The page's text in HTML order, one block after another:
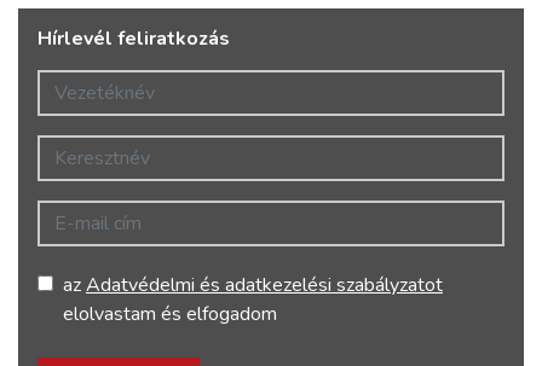
Hírlevél feliratkozás
Vezetéknév
Keresztnév
E-mail cím
azAdatvédelmi és adatkezelési szabályzatot
elolvastam és elfogadom